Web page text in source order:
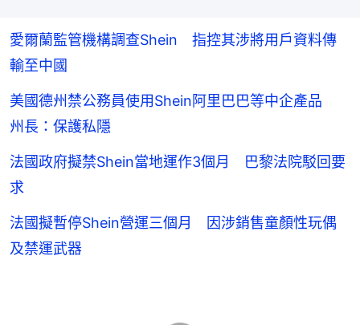
愛爾蘭監管機構調查Shein 指控其涉將用戶資料傳
輸至中國
美國德州禁公務員使用Shein阿里巴巴等中企產品
州長：保護私隱
法國政府擬禁Shein當地運作3個月 巴黎法院駁回要
求
法國擬暫停Shein營運三個月 因涉銷售童顏性玩偶
及禁運武器